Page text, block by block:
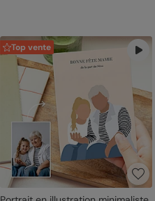
Top vente